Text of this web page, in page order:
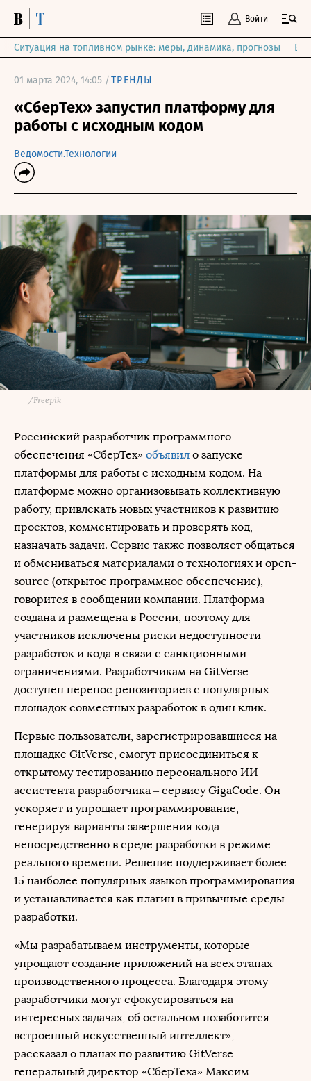
Войти
Ситуация на топливном рынке: меры, динамика, прогнозы
01 марта 2024, 14:05 /ТРЕНДЫ
«СберТех» запустил платформу для
работы с исходным кодом
Ведомости.Технологии
/Freepik
Российский разработчик программного
обеспечения «СберТех» объявил о запуске
платформы для работы с исходным кодом. На
платформе можно организовывать коллективную
работу, привлекать новых участников к развитию
проектов, комментировать и проверять код,
назначать задачи. Сервис также позволяет общаться
и обмениваться материалами о технологиях и open-
source (открытое программное обеспечение),
говорится в сообщении компании. Платформа
создана и размещена в России, поэтому для
участников исключены риски недоступности
разработок и кода в связи с санкционными
ограничениями. Разработчикам на GitVerse
доступен перенос репозиториев с популярных
площадок совместных разработок в один клик.
Первые пользователи, зарегистрировавшиеся на
площадке GitVerse, смогут присоединиться к
открытому тестированию персонального ИИ-
ассистента разработчика ‒ сервису GigaCode. Он
ускоряет и упрощает программирование,
генерируя варианты завершения кода
непосредственно в среде разработки в режиме
реального времени. Решение поддерживает более
15 наиболее популярных языков программирования
и устанавливается как плагин в привычные среды
разработки.
«Мы разрабатываем инструменты, которые
упрощают создание приложений на всех этапах
производственного процесса. Благодаря этому
разработчики могут сфокусироваться на
интересных задачах, об остальном позаботится
встроенный искусственный интеллект», ‒
рассказал о планах по развитию GitVerse
генеральный директор «СберТеха» Максим